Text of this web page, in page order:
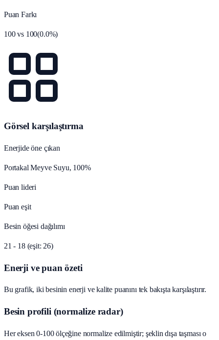
Puan Farkı
100vs 100(0.0%)
Görsel karşılaştırma
Enerjide öne çıkan
Portakal Meyve Suyu, 100%
Puan lideri
Puan eşit
Besin öğesi dağılımı
21 - 18 (eşit: 26)
Enerji ve puan özeti
Bu grafik, iki besinin enerji ve kalite puanını tek bakışta karşılaştırır.
Besin profili (normalize radar)
Her eksen 0-100 ölçeğine normalize edilmiştir; şeklin dışa taşması o